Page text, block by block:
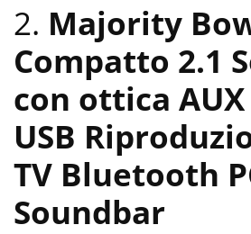
2. Majority
Compatto 2.1
con ottica AUX
USB
TV Bluetooth
Soundbar